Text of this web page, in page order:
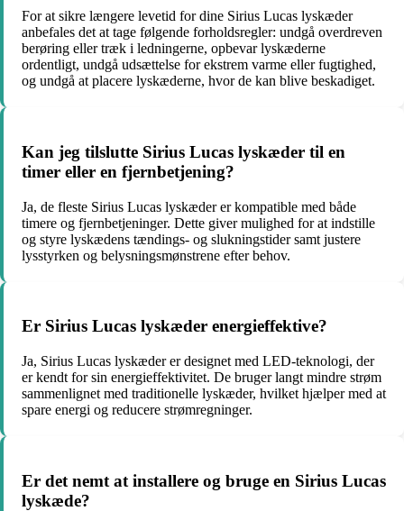
For at sikre længere levetid for dine Sirius Lucas lyskæder
anbefales det at tage følgende forholdsregler: undgå overdreven
berøring eller træk i ledningerne, opbevar lyskæderne
ordentligt, undgå udsættelse for ekstrem varme eller fugtighed,
og undgå at placere lyskæderne, hvor de kan blive beskadiget.
Kan jeg tilslutte Sirius Lucas lyskæder til en
timer eller en fjernbetjening?
Ja, de fleste Sirius Lucas lyskæder er kompatible med både
timere og fjernbetjeninger. Dette giver mulighed for at indstille
og styre lyskædens tændings- og slukningstider samt justere
lysstyrken og belysningsmønstrene efter behov.
Er Sirius Lucas lyskæder energieffektive?
Ja, Sirius Lucas lyskæder er designet med LED-teknologi, der
er kendt for sin energieffektivitet. De bruger langt mindre strøm
sammenlignet med traditionelle lyskæder, hvilket hjælper med at
spare energi og reducere strømregninger.
Er det nemt at installere og bruge en Sirius Lucas
lyskæde?